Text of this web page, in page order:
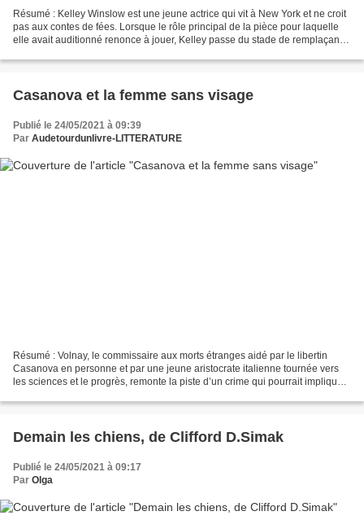
Résumé : Kelley Winslow est une jeune actrice qui vit à New York et ne croit
pas aux contes de fées. Lorsque le rôle principal de la pièce pour laquelle
elle avait auditionné renonce à jouer, Kelley passe du stade de remplaçante
Casanova et la femme sans visage
Publié le 24/05/2021 à 09:39
Par Audetourdunlivre-LITTERATURE
Résumé : Volnay, le commissaire aux morts étranges aidé par le libertin
Casanova en personne et par une jeune aristocrate italienne tournée vers
les sciences et le progrès, remonte la piste d’un crime qui pourrait impliquer
Demain les chiens, de Clifford D.Simak
Publié le 24/05/2021 à 09:17
Par Olga